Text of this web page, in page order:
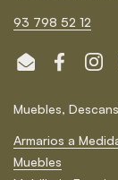
93 798 52 12
Email Facebook
Muebles,
Armarios a
Muebles